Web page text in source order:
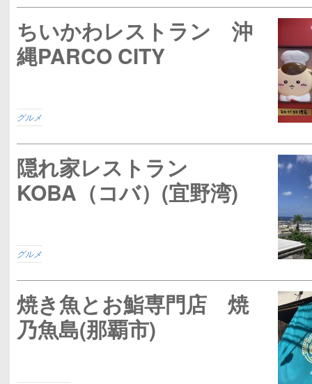
ちいかわレストラン 沖
縄PARCO CITY
グルメ
隠れ家レストラン
KOBA（コバ）(宜野湾)
グルメ
焼き魚とお鮨専門店 焼
乃魚島(那覇市)